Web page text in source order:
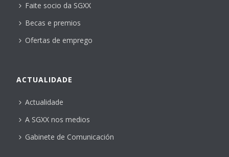
Faite socio da SGXX
Becas e premios
Ofertas de emprego
ACTUALIDADE
Actualidade
A SGXX nos medios
Gabinete de Comunicación